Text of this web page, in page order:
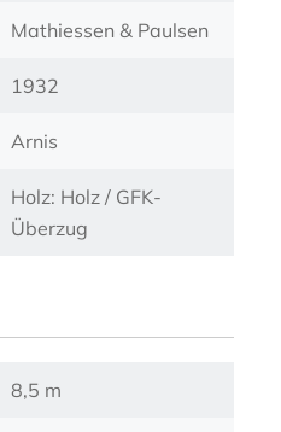
Mathiessen & Paulsen
1932
Arnis
Holz: Holz / GFK-
Überzug
8,5 m